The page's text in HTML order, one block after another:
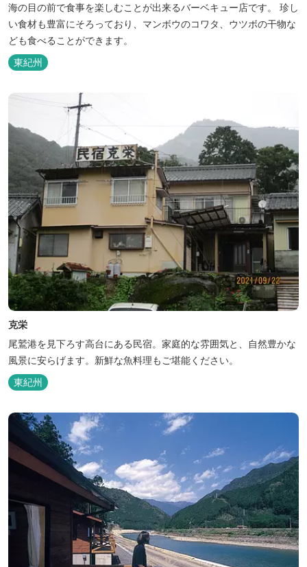
海の目の前で食事を楽しむことが出来るバーベキュー店です。 珍し
い食材も豊富にそろっており、マンボウのコワタ、ウツボの干物な
ども食べることができます。
東紀州
克栄
尾鷲港を見下ろす高台にある民宿。家庭的な雰囲気と、自然豊かな
風景に安らげます。新鮮な魚料理もご堪能ください。
東紀州